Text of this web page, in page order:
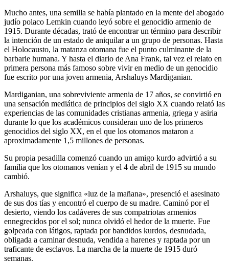
Mucho antes, una semilla se había plantado en la mente del abogado
judío polaco Lemkin cuando leyó sobre el genocidio armenio de
1915. Durante décadas, trató de encontrar un término para describir
la intención de un estado de aniquilar a un grupo de personas. Hasta
el Holocausto, la matanza otomana fue el punto culminante de la
barbarie humana. Y hasta el diario de Ana Frank, tal vez el relato en
primera persona más famoso sobre vivir en medio de un genocidio
fue escrito por una joven armenia, Arshaluys Mardiganian.
Mardiganian, una sobreviviente armenia de 17 años, se convirtió en
una sensación mediática de principios del siglo XX cuando relató las
experiencias de las comunidades cristianas armenia, griega y asiria
durante lo que los académicos consideran uno de los primeros
genocidios del siglo XX, en el que los otomanos mataron a
aproximadamente 1,5 millones de personas.
Su propia pesadilla comenzó cuando un amigo kurdo advirtió a su
familia que los otomanos venían y el 4 de abril de 1915 su mundo
cambió.
Arshaluys, que significa «luz de la mañana», presenció el asesinato
de sus dos tías y encontró el cuerpo de su madre. Caminó por el
desierto, viendo los cadáveres de sus compatriotas armenios
ennegrecidos por el sol; nunca olvidó el hedor de la muerte. Fue
golpeada con látigos, raptada por bandidos kurdos, desnudada,
obligada a caminar desnuda, vendida a harenes y raptada por un
traficante de esclavos. La marcha de la muerte de 1915 duró
semanas.